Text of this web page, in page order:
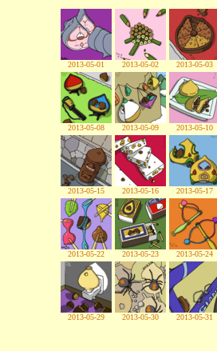
2013-05-01 2013-05-02 2013-05-03
2013-05-08 2013-05-09 2013-05-10
2013-05-15 2013-05-16 2013-05-17
2013-05-22 2013-05-23 2013-05-24
2013-05-29 2013-05-30 2013-05-31